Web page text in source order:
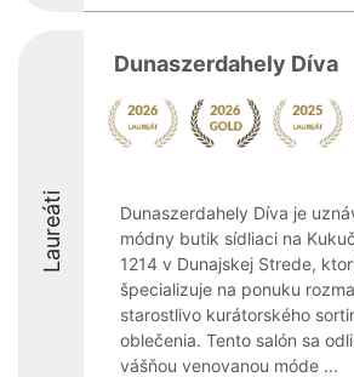
Laureáti
Dunaszerdahely Díva
Dunaszerdahely Díva je
módny butik sídliaci na
1214 v Dunajskej Strede,
špecializuje na ponuku
starostlivo kurátorského
oblečenia. Tento salón sa
vášňou venovanou móde ...